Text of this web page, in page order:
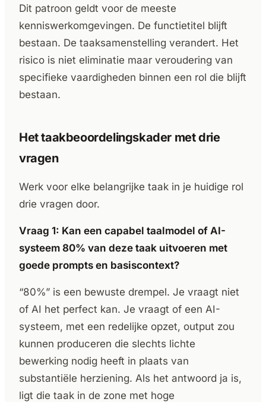
Dit patroon geldt voor de meeste
kenniswerkomgevingen. De functietitel blijft
bestaan. De taaksamenstelling verandert. Het
risico is niet eliminatie maar veroudering van
specifieke vaardigheden binnen een rol die blijft
bestaan.
Het taakbeoordelingskader met drie
vragen
Werk voor elke belangrijke taak in je huidige rol
drie vragen door.
Vraag 1: Kan een capabel taalmodel of AI-
systeem 80% van deze taak uitvoeren met
goede prompts en basiscontext?
“80%” is een bewuste drempel. Je vraagt niet
of AI het perfect kan. Je vraagt of een AI-
systeem, met een redelijke opzet, output zou
kunnen produceren die slechts lichte
bewerking nodig heeft in plaats van
substantiële herziening. Als het antwoord ja is,
ligt die taak in de zone met hoge